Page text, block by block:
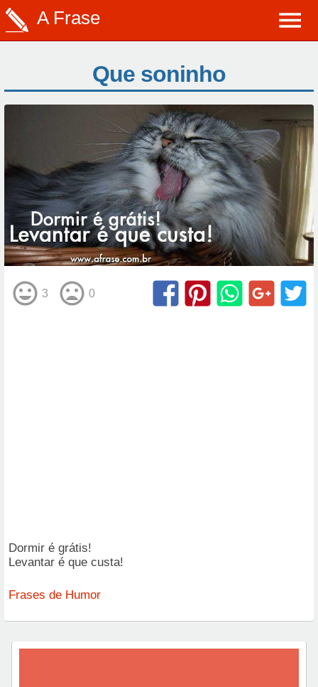
A Frase
Que soninho
3 0
Dormir é grátis!
Levantar é que custa!
Frases de Humor